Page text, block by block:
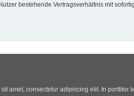
bestehende Vertragsverhältnis mit
amet, consectetur adipiscing elit. In porttitor